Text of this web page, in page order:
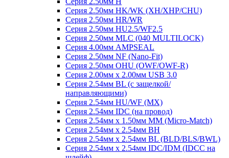
Серия 2.50мм HK/WK (XH/XHP/CHU)
Серия 2.50мм HR/WR
Серия 2.50мм HU2.5/WF2.5
Серия 2.50мм MLC (040 MULTILOCK)
Серия 4.00мм AMPSEAL
Серия 2.50мм NF (Nano-Fit)
Серия 2.50мм OHU (OWF/OWF-R)
Серия 2.00мм x 2.00мм USB 3.0
Серия 2.54мм BL (с защелкой/
направляющими)
Серия 2.54мм HU/WF (MX)
Серия 2.54мм IDC (на провод)
Серия 2.54мм х 1.50мм MM (Micro-Match)
Серия 2.54мм х 2.54мм BH
Серия 2.54мм х 2.54мм BL (BLD/BLS/BWL)
Серия 2.54мм х 2.54мм IDC/IDM (IDCC на